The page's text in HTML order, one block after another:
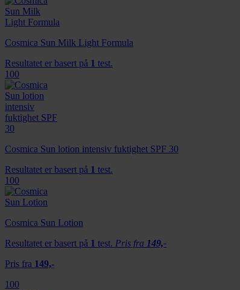
Cosmica Sun Milk Light Formula
Resultatet er basert på 1 test.
100
Cosmica Sun lotion intensiv fuktighet SPF 30
Resultatet er basert på 1 test.
100
Cosmica Sun Lotion
Resultatet er basert på 1 test. Pris fra 149,-
Pris fra 149,-
100